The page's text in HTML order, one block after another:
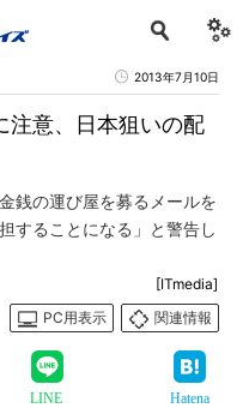
2013年7月10日
注意、日本狙いの配
銭の運び屋を募るメールを
することになる」と警告し
[ITmedia]
PC用表示
関連情報
LINE Hatena